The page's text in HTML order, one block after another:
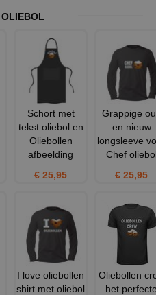
OLIEBOL
Schort met
tekst oliebol en
Oliebollen
afbeelding
€ 25,95
Grappige
en nieuw
longsleeve
Chef
€ 25,95
I love oliebollen
shirt met oliebol
Oliebollen
het